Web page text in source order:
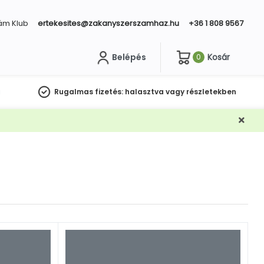
Klub ertekesites@zakanyszerszamhaz.hu +36 1 808 9567
Belépés 0 Kosár
Rugalmas fizetés: halasztva vagy részletekben